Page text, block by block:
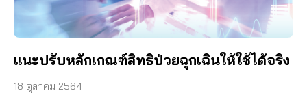
แนะปรับหลักเกณฑ์สิทธิป่วยฉุกเฉินให้ใช้ได้จริง
18 ตุลาคม 2564